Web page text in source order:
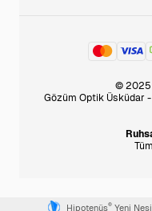
© 2025
Gözüm Optik Üsküdar
Hipotenüs®Yeni